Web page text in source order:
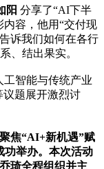
阳 分享了“AI下半
容，他用“交付现
诉我们如何在各行
、结出果实。
工智能与传统产业
议题展开激烈讨
焦“AI+新机遇”赋
功举办。本次活动
琦全程组织并主